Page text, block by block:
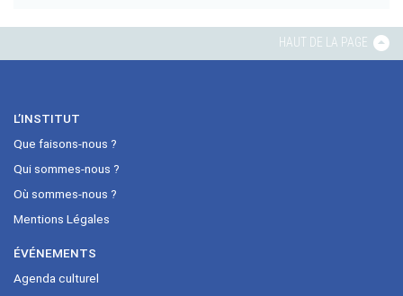
HAUT DE LA PAGE
L’INSTITUT
Que faisons-nous ?
Qui sommes-nous ?
Où sommes-nous ?
Mentions Légales
ÉVÉNEMENTS
Agenda culturel